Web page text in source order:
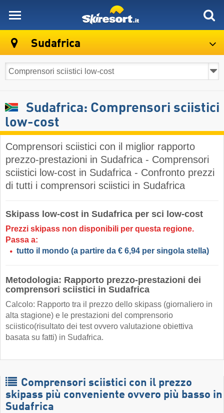
Sudafrica
Sudafrica: Comprensori sciistici
low-cost
Comprensori sciistici con il miglior rapporto
prezzo-prestazioni in Sudafrica - Comprensori
sciistici low-cost in Sudafrica - Confronto prezzi
di tutti i comprensori sciistici in Sudafrica
Skipass low-cost in Sudafrica per sci low-cost
Prezzi skipass non disponibili per questa regione.
Passa a:
tutto il mondo (a partire da € 6,94 per singola stella)
Metodologia: Rapporto prezzo-prestazioni dei
comprensori sciistici in Sudafrica
Calcolo: Rapporto tra il prezzo dello skipass (giornaliero in
alta stagione) e le prestazioni del comprensorio
sciistico(risultato dei test ovvero valutazione obiettiva
basata su fatti) in Sudafrica.
Comprensori sciistici con il prezzo
skipass più conveniente ovvero più basso in
Sudafrica